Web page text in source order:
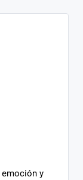
emoción y